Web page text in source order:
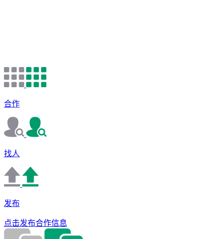
合作
找人
发布
点击发布合作信息